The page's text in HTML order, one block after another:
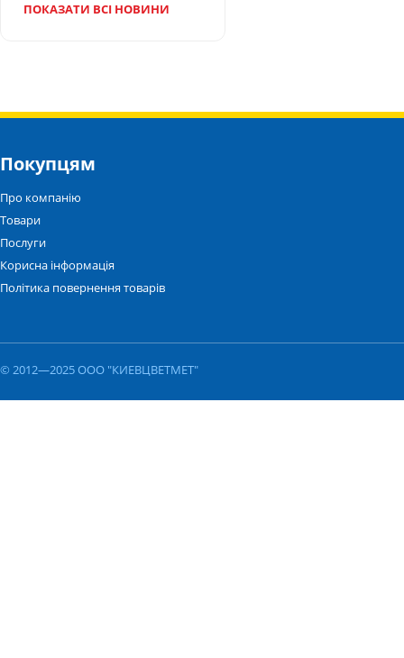
ПОКАЗАТИ ВСІ НОВИНИ
Покупцям
Про компанію
Товари
Послуги
Корисна інформація
Політика повернення товарів
© 2012—2025 ООО "КИЕВЦВЕТМЕТ"